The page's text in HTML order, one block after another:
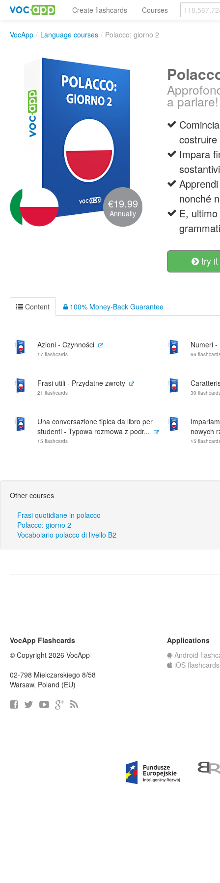
Create flashcards Courses
VocApp / Language courses / Polacco: giorno 2
€19.99
Annually
a parlare!
Impara
nonché
E,
try
Content 100% Money-Back Guarantee
Azioni - Czynności
17 flashcards
Numeri -
66
Frasi utili - Przydatne zwroty
21 flashcards 30
Una conversazione tipica da libro per
studenti - Typowa rozmowa z podr...
15 flashcards
nowych
15
Other courses
Frasi quotidiane in polacco
Polacco: giorno 2
Vocabolario polacco di livello B2
VocApp Flashcards
© Copyright 2026 VocApp
02-798 Mielczarskiego 8/58
Warsaw, Poland (EU)
Applications
Android
iOS flashcards